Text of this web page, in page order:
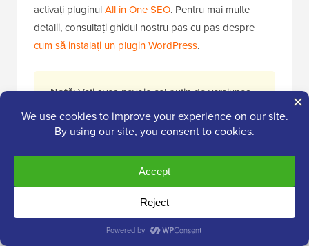
activați pluginulAll in One SEO. Pentru mai multe
detalii, consultați ghidul nostru pas cu pas despre
cum să instalați un plugin WordPress.
Notă: Veți avea nevoie cel puțin de versiunea
Pro a pluginului pentru a accesa addon-ul de
gestionare a redirecționărilor. Puteți, de
clasamentul în motoarele de căutare și traficul